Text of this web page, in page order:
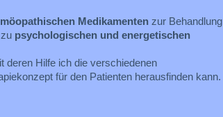
Medikamenten zur Behandlung
psychologischen und energetischen
deren Hilfe ich die verschiedenen
für den Patienten herausfinden kann.